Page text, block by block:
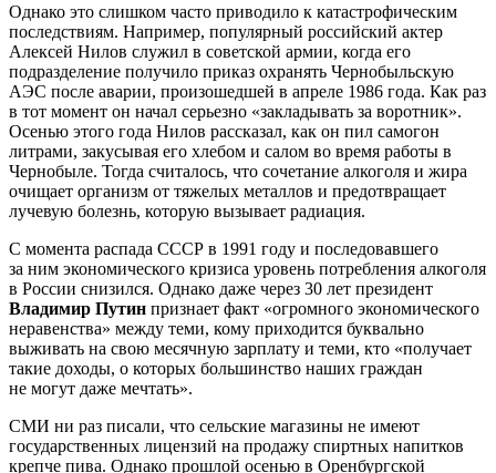
Однако это слишком часто приводило к катастрофическим
последствиям. Например, популярный российский актер
Алексей Нилов служил в советской армии, когда его
подразделение получило приказ охранять Чернобыльскую
АЭС после аварии, произошедшей в апреле 1986 года. Как раз
в тот момент он начал серьезно «закладывать за воротник».
Осенью этого года Нилов рассказал, как он пил самогон
литрами, закусывая его хлебом и салом во время работы в
Чернобыле. Тогда считалось, что сочетание алкоголя и жира
очищает организм от тяжелых металлов и предотвращает
лучевую болезнь, которую вызывает радиация.
С момента распада СССР в 1991 году и последовавшего
за ним экономического кризиса уровень потребления алкоголя
в России снизился. Однако даже через 30 лет президент
Владимир Путин признает факт «огромного экономического
неравенства» между теми, кому приходится буквально
выживать на свою месячную зарплату и теми, кто «получает
такие доходы, о которых большинство наших граждан
не могут даже мечтать».
СМИ ни раз писали, что сельские магазины не имеют
государственных лицензий на продажу спиртных напитков
крепче пива. Однако прошлой осенью в Оренбургской